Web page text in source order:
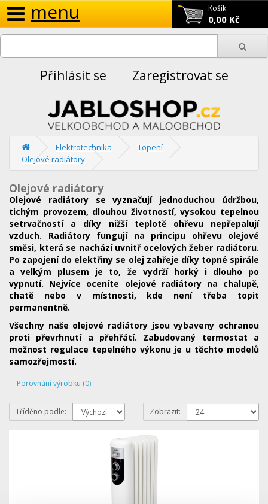
Košík
0,00 Kč
menu
Přihlásit se Zaregistrovat se
Elektrotechnika
Topení
Olejové radiátory
Olejové radiátory
Olejové radiátory se vyznačují jednoduchou údržbou,
tichým provozem, dlouhou životností, vysokou tepelnou
setrvačností a díky nižší teplotě ohřevu nepřepalují
vzduch. Radiátory fungují na principu ohřevu olejové
směsi, která se nachází uvnitř ocelových žeber radiátoru.
Po zapojení do elektřiny se olej zahřeje díky topné spirále
a velkým plusem je to, že vydrží horký i dlouho po
vypnutí. Nejvíce oceníte olejové radiátory na chalupě,
chatě nebo v místnosti, kde není třeba topit
permanentně.
Všechny naše olejové radiátory jsou vybaveny ochranou
proti převrhnutí a přehřátí. Zabudovaný termostat a
možnost regulace tepelného výkonu je u těchto modelů
samozřejmostí.
Porovnání výrobku (0)
Tříděno podle: Zobrazit: